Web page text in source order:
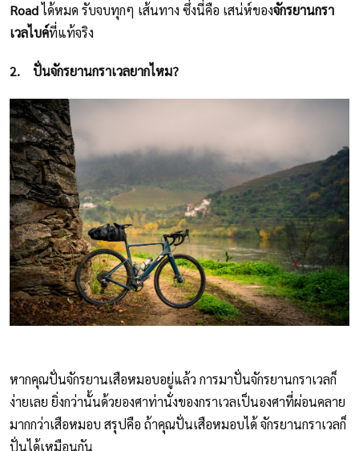
Roadได้หมด รับจบทุกๆ เส้นทาง ซึ่งนี่คือ เสน่ห์ของจักรยานกรา
เวลไบค์ที่แท้จริง
2. ปั่นจักรยานกราเวลยากไหม?
หากคุณปั่นจักรยานเสือหมอบอยู่แล้ว การมาปั่นจักรยานกราเวลก็
ง่ายเลย ยิ่งกว่านั้นด้วยองศาท่านั่งของกราเวลเป็นองศาที่ผ่อนคลาย
มากกว่าเสือหมอบ สรุปคือ ถ้าคุณปั่นเสือหมอบได้ จักรยานกราเวลก็
ปั่นได้เหมือนกัน